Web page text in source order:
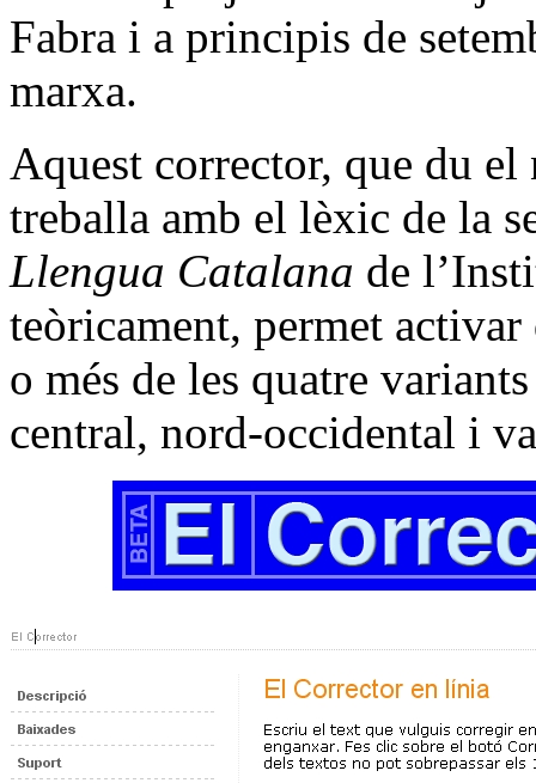
Fabra i a principis de
marxa.
Aquest corrector, que du
treballa amb el lèxic de la
Llengua Catalana de
teòricament, permet
o més de les quatre
central, nord-occidental i